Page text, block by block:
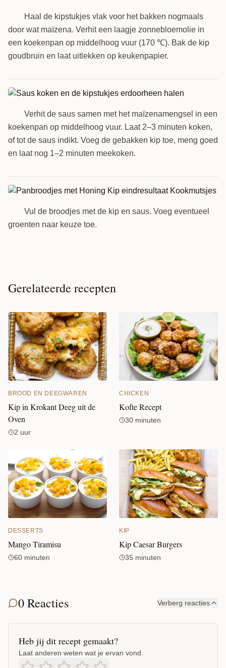
Haal de kipstukjes vlak voor het bakken nogmaals
door wat maïzena. Verhit een laagje zonnebloemolie in
een koekenpan op middelhoog vuur (170 ℃). Bak de kip
goudbruin en laat uitlekken op keukenpapier.
Verhit de saus samen met het maïzenamengsel in een
koekenpan op middelhoog vuur. Laat 2–3 minuten koken,
of tot de saus indikt. Voeg de gebakken kip toe, meng goed
en laat nog 1–2 minuten meekoken.
Vul de broodjes met de kip en saus. Voeg eventueel
groenten naar keuze toe.
Gerelateerde recepten
BROOD EN DEEGWAREN
Kip in Krokant Deeg uit de
Oven
2 uur
CHICKEN
Kofte Recept
30 minuten
DESSERTS
Mango Tiramisu
60 minuten
KIP
Kip Caesar Burgers
35 minuten
0 Reacties Verberg reacties
Heb jij dit recept gemaakt?
Laat anderen weten wat je ervan vond.